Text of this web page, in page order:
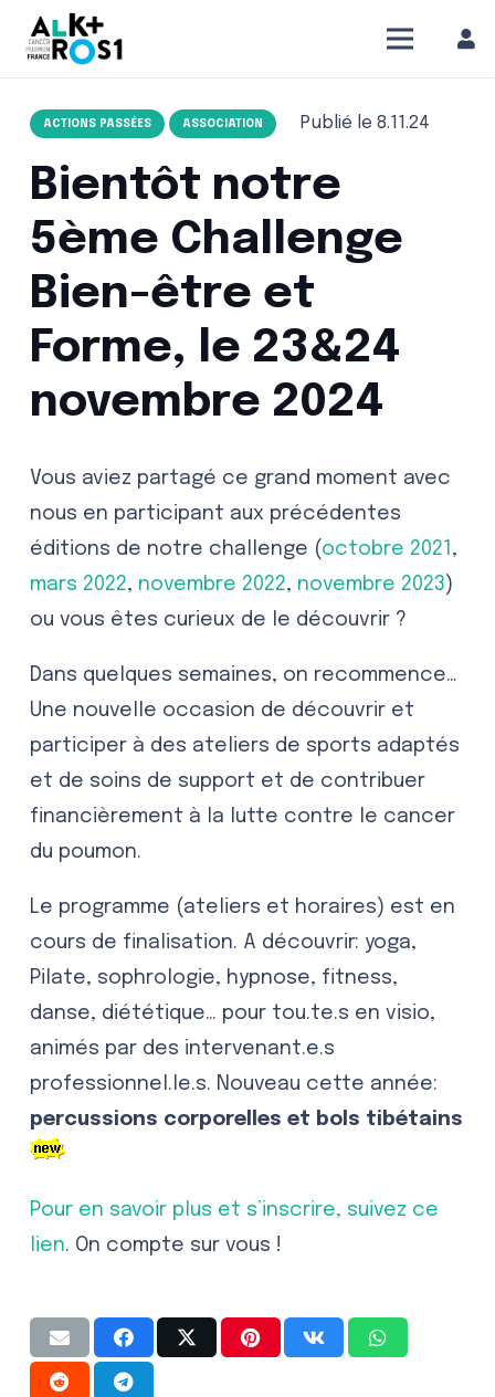
ACTIONS PASSÉES ASSOCIATION Publié le 8.11.24
Bientôt notre
5ème Challenge
Bien-être et
Forme, le 23&24
novembre 2024
Vous aviez partagé ce grand moment avec
nous en participant aux précédentes
éditions de notre challenge (octobre 2021 ,
mars 2022, novembre 2022, novembre 2023)
ou vous êtes curieux de le découvrir ?
Dans quelques semaines, on recommence…
Une nouvelle occasion de découvrir et
participer à des ateliers de sports adaptés
et de soins de support et de contribuer
financièrement à la lutte contre le cancer
du poumon.
Le programme (ateliers et horaires) est en
cours de finalisation. A découvrir: yoga,
Pilate, sophrologie, hypnose, fitness,
danse, diététique… pour tou.te.s en visio,
animés par des intervenant.e.s
professionnel.le.s. Nouveau cette année:
percussions corporelles et bols tibétains
Pour en savoir plus et s’inscrire, suivez ce
lien. On compte sur vous !